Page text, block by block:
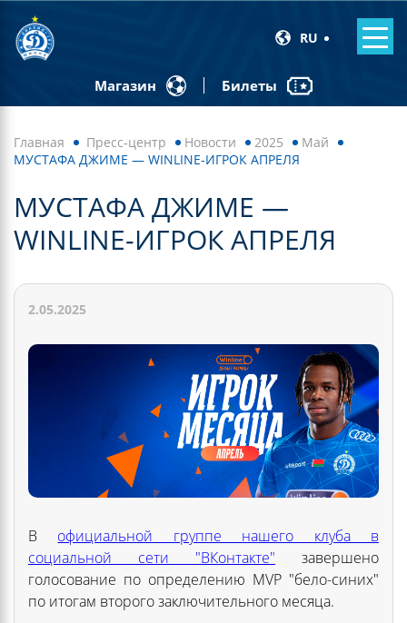
RU
Магазин Билеты
Главная Пресс-центр Новости 2025
Май
МУСТАФА ДЖИМЕ — WINLINE-ИГРОК АПРЕЛЯ
МУСТАФА ДЖИМЕ —
WINLINE-ИГРОК АПРЕЛЯ
2.05.2025
В официальной группе нашего клуба в
социальной сети "ВКонтакте" завершено
голосование по определению MVP "бело-синих"
по итогам второго заключительного месяца.